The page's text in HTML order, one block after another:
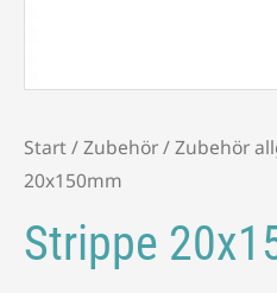
Start/Zubehör/Zubehör
20x150mm
Strippe